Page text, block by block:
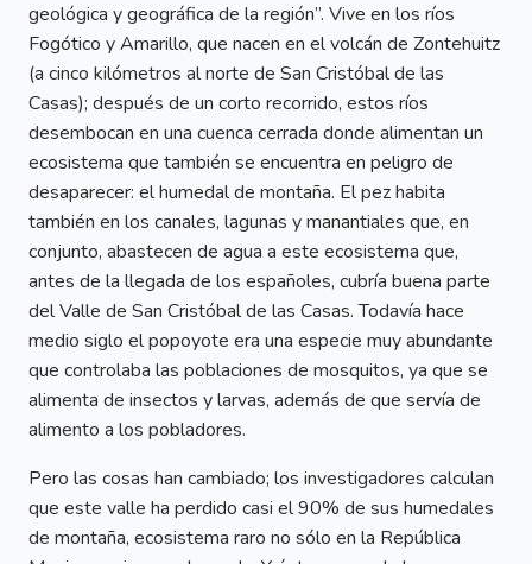
geológica y geográfica de la región”. Vive en los ríos
Fogótico y Amarillo, que nacen en el volcán de Zontehuitz
(a cinco kilómetros al norte de San Cristóbal de las
Casas); después de un corto recorrido, estos ríos
desembocan en una cuenca cerrada donde alimentan un
ecosistema que también se encuentra en peligro de
desaparecer: el humedal de montaña. El pez habita
también en los canales, lagunas y manantiales que, en
conjunto, abastecen de agua a este ecosistema que,
antes de la llegada de los españoles, cubría buena parte
del Valle de San Cristóbal de las Casas. Todavía hace
medio siglo el popoyote era una especie muy abundante
que controlaba las poblaciones de mosquitos, ya que se
alimenta de insectos y larvas, además de que servía de
alimento a los pobladores.
Pero las cosas han cambiado; los investigadores calculan
que este valle ha perdido casi el 90% de sus humedales
de montaña, ecosistema raro no sólo en la República